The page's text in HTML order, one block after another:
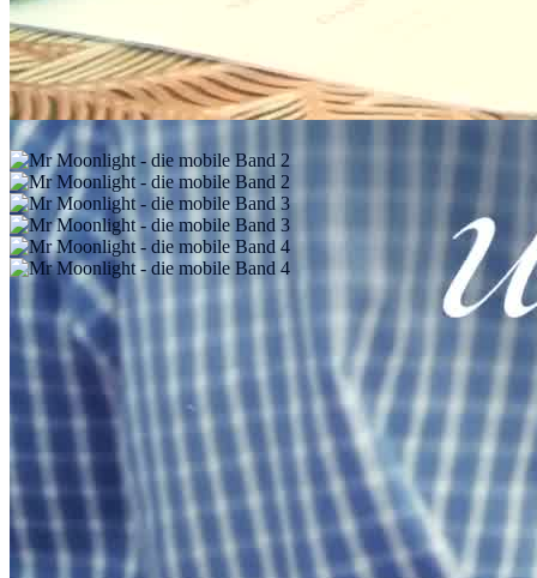
Alle Bilder (15)